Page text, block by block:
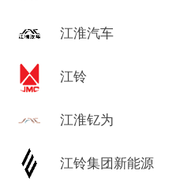
江淮汽车
江铃
江淮钇为
江铃集团新能源